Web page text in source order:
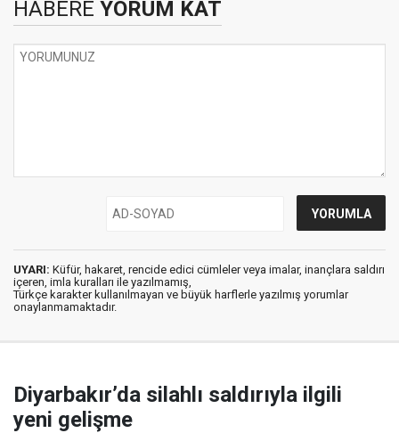
HABERE YORUM KAT
UYARI: Küfür, hakaret, rencide edici cümleler veya imalar, inançlara saldırı
içeren, imla kuralları ile yazılmamış,
Türkçe karakter kullanılmayan ve büyük harflerle yazılmış yorumlar
onaylanmamaktadır.
Diyarbakır’da silahlı saldırıyla ilgili
yeni gelişme